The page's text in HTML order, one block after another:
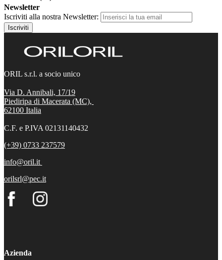
Newsletter
Iscriviti alla nostra Newsletter:
Iscriviti
ORIL s.r.l. a socio unico
Via D. Annibali, 17/19
Piediripa di Macerata (MC),
62100 Italia
C.F. e P.IVA 02131140432
(+39) 0733 237579
info@oril.it
orilsrl@pec.it
Azienda